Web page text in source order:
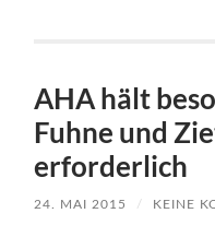
AHA hält
Fuhne und
erforderlich
24. MAI 2015 / KEINE